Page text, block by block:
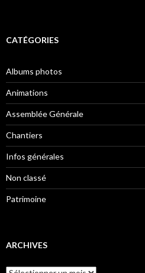
CATÉGORIES
Albums photos
Animations
Assemblée Générale
Chantiers
Infos générales
Non classé
Patrimoine
ARCHIVES
Archives